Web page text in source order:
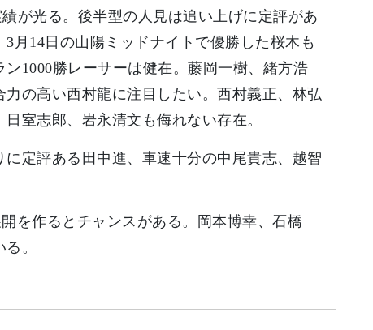
が光る。後半型の人見は追い上げに定評があ
月14日の山陽ミッドナイトで優勝した桜木も
1000勝レーサーは健在。藤岡一樹、緒方浩
の高い西村龍に注目したい。西村義正、林弘
室志郎、岩永清文も侮れない存在。
定評ある田中進、車速十分の中尾貴志、越智
を作るとチャンスがある。岡本博幸、石橋
。